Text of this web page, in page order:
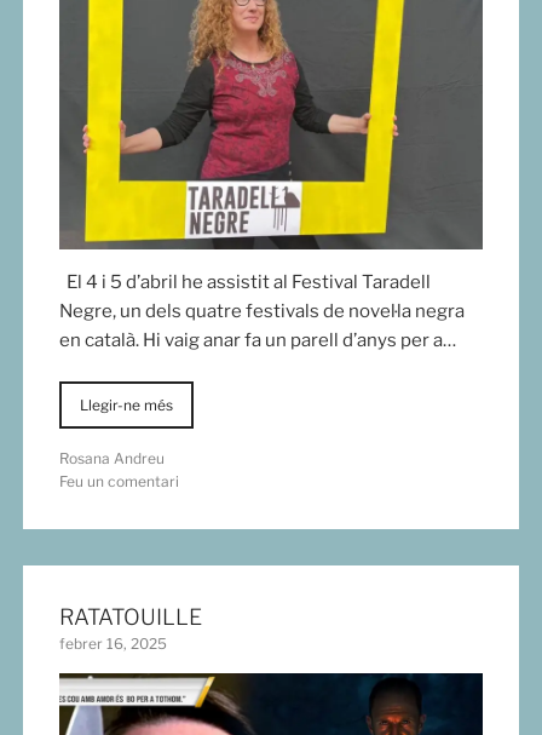
El 4 i 5 d’abril he assistit al Festival Taradell
Negre, un dels quatre festivals de novel·la negra
en català. Hi vaig anar fa un parell d’anys per a…
Llegir-ne més
Rosana Andreu
Feu un comentari
RATATOUILLE
febrer 16, 2025